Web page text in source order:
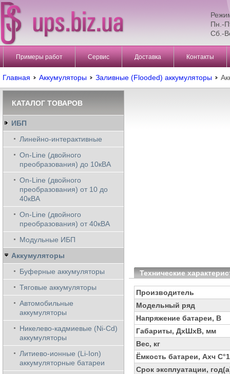
Пн.-
Сб.-
Примеры работ Сервис Доставка Контакты
Главная Аккумуляторы Заливные (Flooded) аккумуляторы
Технические
Производитель
Модельный ряд
Напряжение батареи, В
Габариты, ДхШхВ, мм
Вес, кг
Ёмкость батареи, Ахч
Срок эксплуатации,
КАТАЛОГ ТОВАРОВ
ИБП
Линейно-интерактивные
On-Line (двойного
преобразования) до 10кВА
On-Line (двойного
преобразования) от 10 до
40кВА
On-Line (двойного
преобразования) от 40кВА
Модульные ИБП
Аккумуляторы
Буферные аккумуляторы
Тяговые аккумуляторы
Автомобильные
аккумуляторы
Никелево-кадмиевые (Ni-Cd)
аккумуляторы
Литиево-ионные (Li-Ion)
аккумуляторные батареи